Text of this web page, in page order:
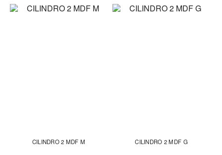
CILINDRO 2 MDF M CILINDRO 2 MDF G